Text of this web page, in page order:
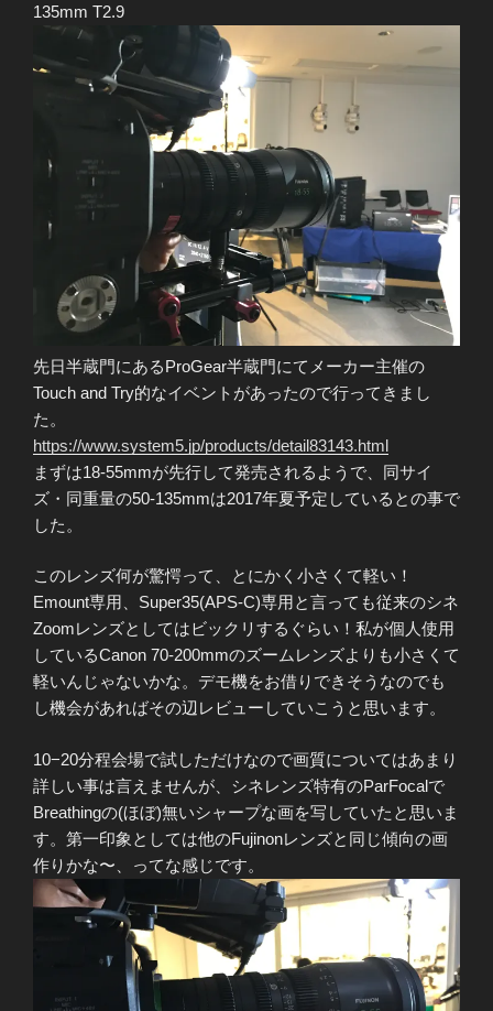
135mm T2.9
先日半蔵門にあるProGear半蔵門にてメーカー主催の
Touch and Try的なイベントがあったので行ってきまし
た。
https://www.system5.jp/products/detail83143.html
まずは18-55mmが先行して発売されるようで、同サイ
ズ・同重量の50-135mmは2017年夏予定しているとの事で
した。
このレンズ何が驚愕って、とにかく小さくて軽い！
Emount専用、Super35(APS-C)専用と言っても従来のシネ
Zoomレンズとしてはビックリするぐらい！私が個人使用
しているCanon 70-200mmのズームレンズよりも小さくて
軽いんじゃないかな。デモ機をお借りできそうなのでも
し機会があればその辺レビューしていこうと思います。
10−20分程会場で試しただけなので画質についてはあまり
詳しい事は言えませんが、シネレンズ特有のParFocalで
Breathingの(ほぼ)無いシャープな画を写していたと思いま
す。第一印象としては他のFujinonレンズと同じ傾向の画
作りかな〜、ってな感じです。